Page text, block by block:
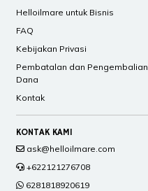
Helloilmare untuk Bisnis
FAQ
Kebijakan Privasi
Pembatalan dan Pengembalian
Dana
Kontak
KONTAK KAMI
ask@helloilmare.com
+622121276708
6281818920619